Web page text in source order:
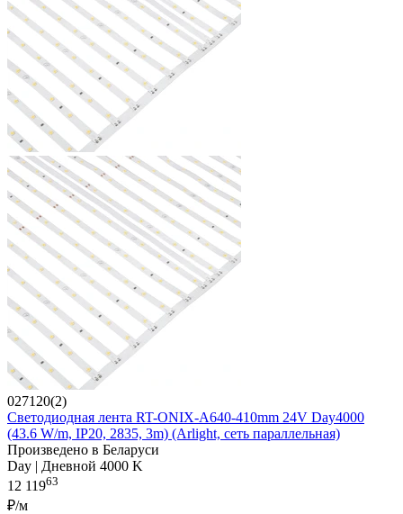
027120(2)
Светодиодная лента RT-ONIX-A640-410mm 24V Day4000
(43.6 W/m, IP20, 2835, 3m) (Arlight, сеть параллельная)
Произведено в Беларуси
Day | Дневной 4000 K
12 11963
₽/м